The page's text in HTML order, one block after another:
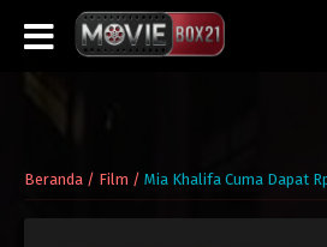
Beranda / Film / Mia Khalifa Cuma Dapat